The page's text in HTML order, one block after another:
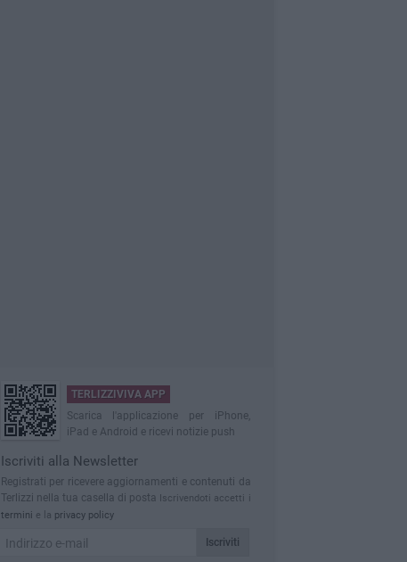
TERLIZZIVIVA APP
Scarica l'applicazione per iPhone,
iPad e Android e ricevi notizie push
Iscriviti alla Newsletter
Registrati per ricevere aggiornamenti e contenuti da
Terlizzi nella tua casella di posta
Iscrivendoti accetti i
termini e la privacy policy
Iscriviti